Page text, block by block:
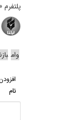
پلتفرم
وام
نام